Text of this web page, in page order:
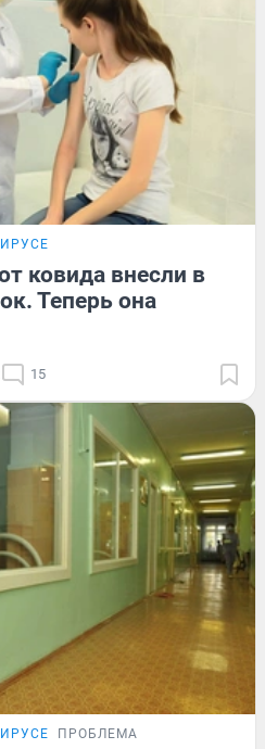
ковида внесли в
Теперь она
15
ПРОБЛЕМА